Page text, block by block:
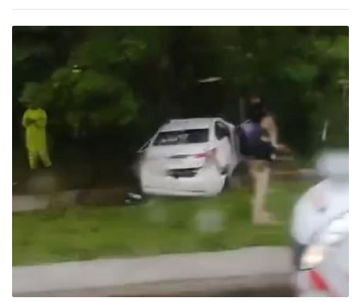
Copyright
Desenvolvido
Hesea
Tecnologia
Sistemas